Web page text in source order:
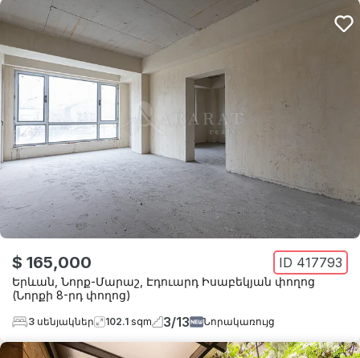
$ 165,000 ID 417793
Երևան Նորք-Մարաշ Էդուարդ Իսաբեկյան փողոց
(Նորքի 8-րդ փողոց)
3 սենյակներ 102.1 sqm 3/13 Նորակառույց